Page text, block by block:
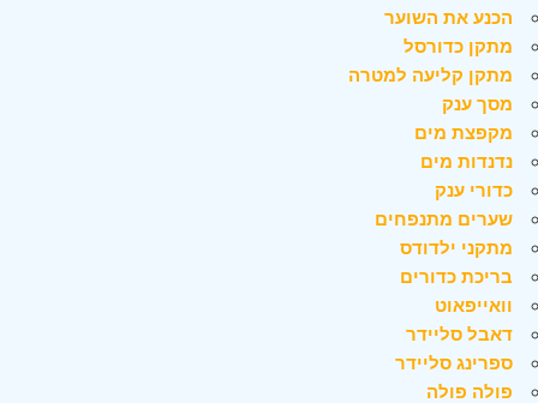
הכנע את השוער
מתקן כדורסל
מתקן קליעה למטרה
מסך ענק
מקפצת מים
נדנדות מים
כדורי ענק
שערים מתנפחים
מתקני ילדודס
בריכת כדורים
וואייפאוט
דאבל סליידר
ספרינג סליידר
פולה פולה